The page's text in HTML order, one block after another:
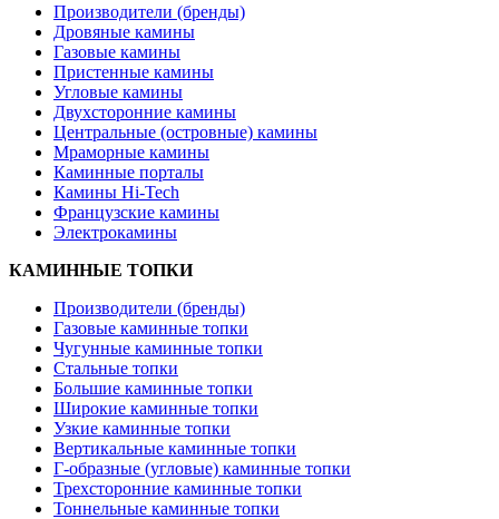
Производители (бренды)
Дровяные камины
Газовые камины
Пристенные камины
Угловые камины
Двухсторонние камины
Центральные (островные) камины
Мраморные камины
Каминные порталы
Камины Hi-Tech
Французские камины
Электрокамины
КАМИННЫЕ ТОПКИ
Производители (бренды)
Газовые каминные топки
Чугунные каминные топки
Стальные топки
Большие каминные топки
Широкие каминные топки
Узкие каминные топки
Вертикальные каминные топки
Г-образные (угловые) каминные топки
Трехсторонние каминные топки
Тоннельные каминные топки